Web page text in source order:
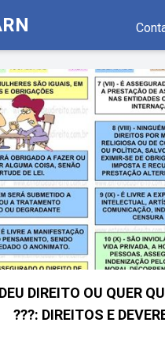
DIREITO OU QUER
???: DIREITOS E